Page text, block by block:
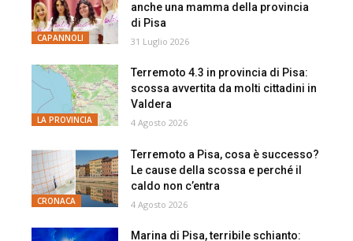
CAPANNOLI
anche una mamma della provincia
di Pisa
31 Luglio 2026
LA PROVINCIA
Terremoto 4.3 in provincia di Pisa:
scossa avvertita da molti cittadini in
Valdera
4 Agosto 2026
CRONACA
Terremoto a Pisa, cosa è successo?
Le cause della scossa e perché il
caldo non c’entra
4 Agosto 2026
Marina di Pisa, terribile schianto: